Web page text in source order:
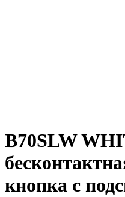
B70SLW
кнопка с